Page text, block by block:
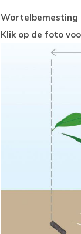
Wortelbemesting
Klik op de foto